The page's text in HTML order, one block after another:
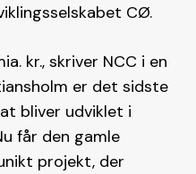
CØ.
kr., skriver NCC i en
er det sidste
bliver udviklet i
får den gamle
projekt, der